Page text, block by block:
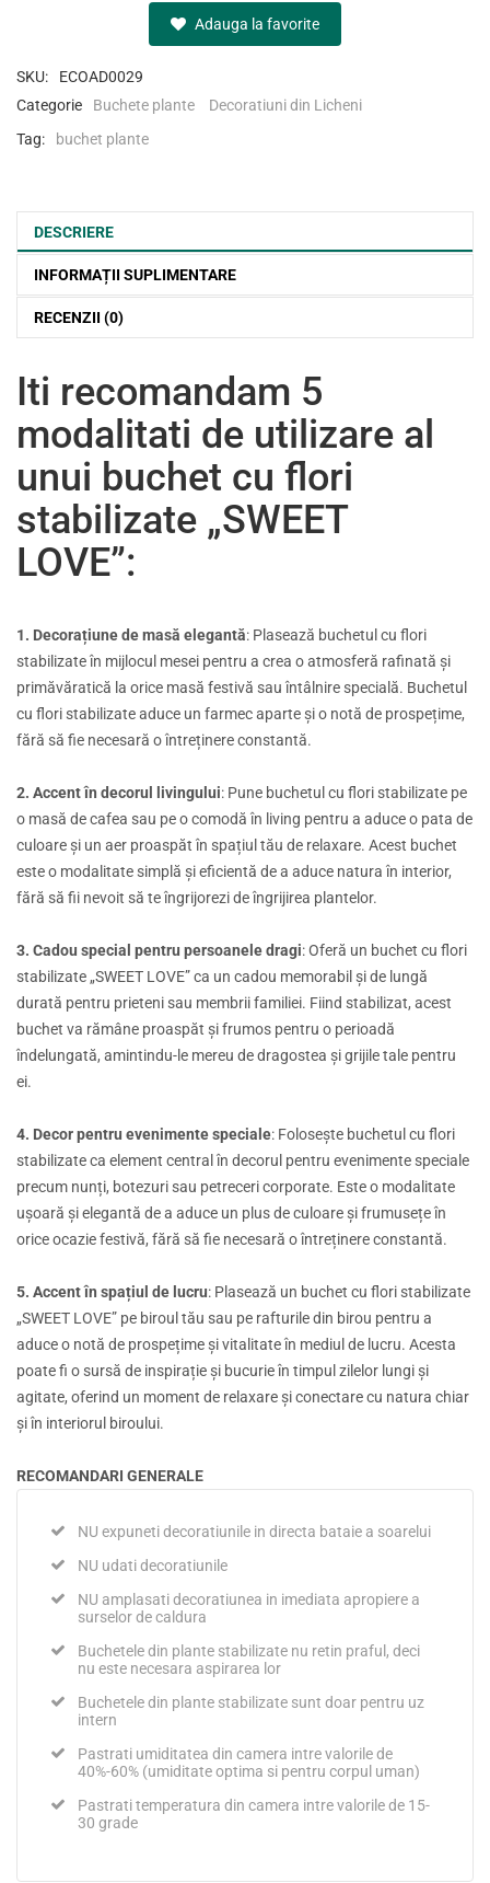
Adauga la favorite
SKU:
ECOAD0029
Categorie
Buchete plante
Decoratiuni din Licheni
Tag:
buchet plante
DESCRIERE
INFORMAȚII SUPLIMENTARE
RECENZII (0)
Iti recomandam 5
modalitati de utilizare al
unui buchet cu flori
stabilizate „SWEET
LOVE”:
1. Decorațiune de masă elegantă: Plasează buchetul cu flori
stabilizate în mijlocul mesei pentru a crea o atmosferă rafinată și
primăvăratică la orice masă festivă sau întâlnire specială. Buchetul
cu flori stabilizate aduce un farmec aparte și o notă de prospețime,
fără să fie necesară o întreținere constantă.
2. Accent în decorul livingului: Pune buchetul cu flori stabilizate pe
o masă de cafea sau pe o comodă în living pentru a aduce o pata de
culoare și un aer proaspăt în spațiul tău de relaxare. Acest buchet
este o modalitate simplă și eficientă de a aduce natura în interior,
fără să fii nevoit să te îngrijorezi de îngrijirea plantelor.
3. Cadou special pentru persoanele dragi: Oferă un buchet cu flori
stabilizate „SWEET LOVE” ca un cadou memorabil și de lungă
durată pentru prieteni sau membrii familiei. Fiind stabilizat, acest
buchet va rămâne proaspăt și frumos pentru o perioadă
îndelungată, amintindu-le mereu de dragostea și grijile tale pentru
ei.
4. Decor pentru evenimente speciale: Folosește buchetul cu flori
stabilizate ca element central în decorul pentru evenimente speciale
precum nunți, botezuri sau petreceri corporate. Este o modalitate
ușoară și elegantă de a aduce un plus de culoare și frumusețe în
orice ocazie festivă, fără să fie necesară o întreținere constantă.
5. Accent în spațiul de lucru: Plasează un buchet cu flori stabilizate
„SWEET LOVE” pe biroul tău sau pe rafturile din birou pentru a
aduce o notă de prospețime și vitalitate în mediul de lucru. Acesta
poate fi o sursă de inspirație și bucurie în timpul zilelor lungi și
agitate, oferind un moment de relaxare și conectare cu natura chiar
și în interiorul biroului.
RECOMANDARI GENERALE
NU expuneti decoratiunile in directa bataie a soarelui
NU udati decoratiunile
NU amplasati decoratiunea in imediata apropiere a
surselor de caldura
Buchetele din plante stabilizate nu retin praful, deci
nu este necesara aspirarea lor
Buchetele din plante stabilizate sunt doar pentru uz
intern
Pastrati umiditatea din camera intre valorile de
40%-60% (umiditate optima si pentru corpul uman)
Pastrati temperatura din camera intre valorile de 15-
30 grade